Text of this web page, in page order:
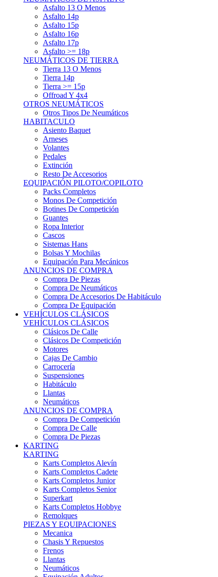
Asfalto 13 O Menos
Asfalto 14p
Asfalto 15p
Asfalto 16p
Asfalto 17p
Asfalto >= 18p
NEUMÁTICOS DE TIERRA
Tierra 13 O Menos
Tierra 14p
Tierra >= 15p
Offroad Y 4x4
OTROS NEUMÁTICOS
Otros Tipos De Neumáticos
HABITACULO
Asiento Baquet
Arneses
Volantes
Pedales
Extinción
Resto De Accesorios
EQUIPACIÓN PILOTO/COPILOTO
Packs Completos
Monos De Competición
Botines De Competición
Guantes
Ropa Interior
Cascos
Sistemas Hans
Bolsas Y Mochilas
Equipación Para Mecánicos
ANUNCIOS DE COMPRA
Compra De Piezas
Compra De Neumáticos
Compra De Accesorios De Habitáculo
Compra De Equipación
VEHÍCULOS CLÁSICOS
VEHÍCULOS CLÁSICOS
Clásicos De Calle
Clásicos De Competición
Motores
Cajas De Cambio
Carrocería
Suspensiones
Habitáculo
Llantas
Neumáticos
ANUNCIOS DE COMPRA
Compra De Competición
Compra De Calle
Compra De Piezas
KARTING
KARTING
Karts Completos Alevín
Karts Completos Cadete
Karts Completos Junior
Karts Completos Senior
Superkart
Karts Completos Hobbye
Remolques
PIEZAS Y EQUIPACIONES
Mecanica
Chasis Y Repuestos
Frenos
Llantas
Neumáticos